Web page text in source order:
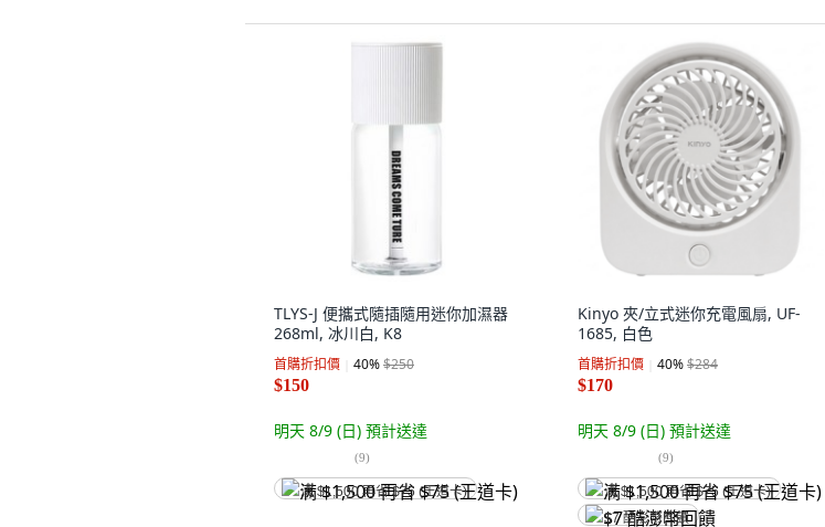
TLYS-J 便攜式隨插隨用迷你加濕器
268ml, 冰川白, K8
首購折扣價 40%$250
$150
明天 8/9 (日) 預計送達
(9)
满 $1,500 再省 $75 (王道卡)
Kinyo 夾/立式迷你充電風扇, UF-
1685, 白色
首購折扣價 40%$284
$170
明天 8/9 (日) 預計送達
(9)
满 $1,500 再省 $75 (王道卡)
$7 酷澎幣回饋